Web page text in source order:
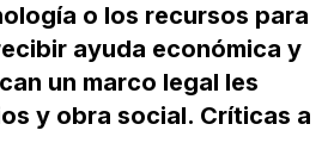
o los recursos para
ayuda económica y
un marco legal les
y obra social. Críticas a